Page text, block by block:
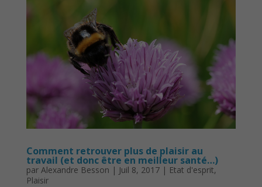
Comment retrouver plus de plaisir au
travail (et donc être en meilleur santé…)
par Alexandre Besson | Juil 8, 2017| Etat d'esprit,
Plaisir